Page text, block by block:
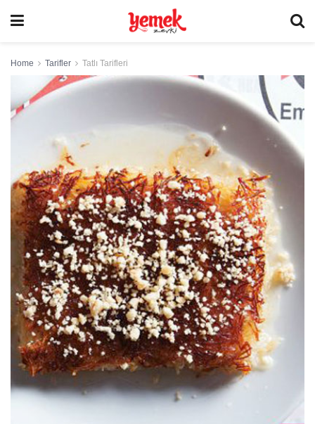
Home Tarifler Tatlı Tarifleri